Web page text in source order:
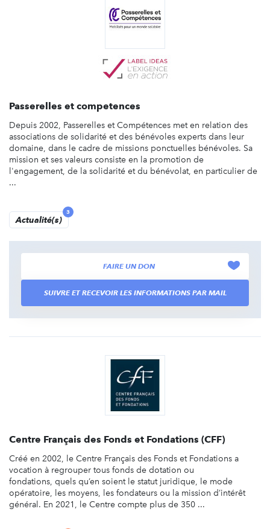
Passerelles et competences
Depuis 2002, Passerelles et Compétences met en relation des
associations de solidarité et des bénévoles experts dans leur
domaine, dans le cadre de missions ponctuelles bénévoles. Sa
mission et ses valeurs consiste en la promotion de
l'engagement, de la solidarité et du bénévolat, en particulier de
...
Actualité(s)
3
FAIRE UN DON
SUIVRE ET RECEVOIR LES INFORMATIONS PAR MAIL
Centre Français des Fonds et Fondations (CFF)
Créé en 2002, le Centre Français des Fonds et Fondations a
vocation à regrouper tous fonds de dotation ou
fondations, quels qu’en soient le statut juridique, le mode
opératoire, les moyens, les fondateurs ou la mission d’intérêt
général. En 2021, le Centre compte plus de 350 ...